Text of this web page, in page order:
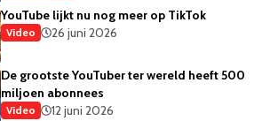
YouTube lijkt nu nog meer op TikTok
Video 26 juni 2026
De grootste YouTuber ter wereld heeft 500
miljoen abonnees
Video
12 juni 2026